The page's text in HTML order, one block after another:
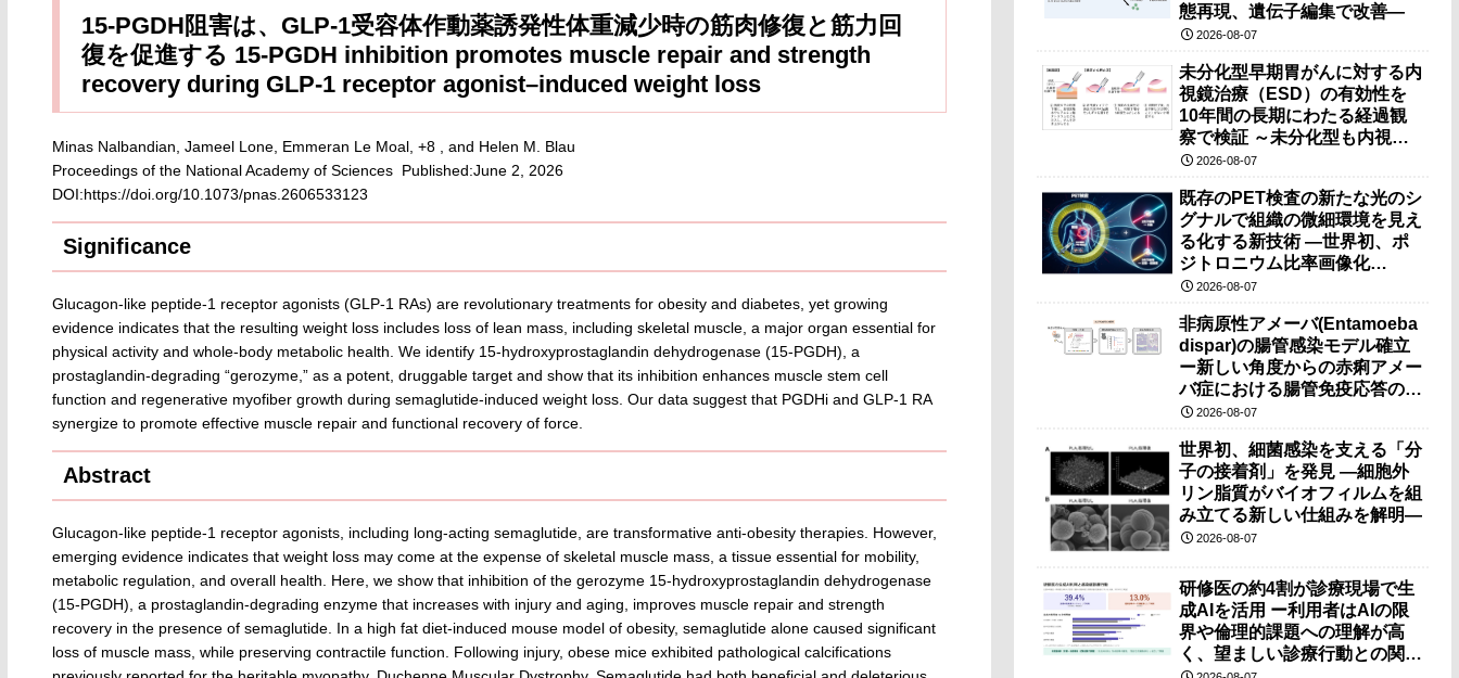
15-PGDH阻害は、GLP-1受容体作動薬誘発性体重減少時の筋肉修復と筋力回
復を促進する 15-PGDH inhibition promotes muscle repair and strength
recovery during GLP-1 receptor agonist–induced weight loss
Minas Nalbandian, Jameel Lone, Emmeran Le Moal, +8 , and Helen M. Blau
Proceedings of the National Academy of Sciences Published:June 2, 2026
DOI:https://doi.org/10.1073/pnas.2606533123
Significance
Glucagon-like peptide-1 receptor agonists (GLP-1 RAs) are revolutionary treatments for obesity and diabetes, yet growing
evidence indicates that the resulting weight loss includes loss of lean mass, including skeletal muscle, a major organ essential for
physical activity and whole-body metabolic health. We identify 15-hydroxyprostaglandin dehydrogenase (15-PGDH), a
prostaglandin-degrading “gerozyme,” as a potent, druggable target and show that its inhibition enhances muscle stem cell
function and regenerative myofiber growth during semaglutide-induced weight loss. Our data suggest that PGDHi and GLP-1 RA
synergize to promote effective muscle repair and functional recovery of force.
Abstract
Glucagon-like peptide-1 receptor agonists, including long-acting semaglutide, are transformative anti-obesity therapies. However,
emerging evidence indicates that weight loss may come at the expense of skeletal muscle mass, a tissue essential for mobility,
metabolic regulation, and overall health. Here, we show that inhibition of the gerozyme 15-hydroxyprostaglandin dehydrogenase
(15-PGDH), a prostaglandin-degrading enzyme that increases with injury and aging, improves muscle repair and strength
recovery in the presence of semaglutide. In a high fat diet-induced mouse model of obesity, semaglutide alone caused significant
loss of muscle mass, while preserving contractile function. Following injury, obese mice exhibited pathological calcifications
態再現、遺伝子編集で改善―
2026-08-07
未分化型早期胃がんに対する内
視鏡治療（ESD）の有効性を
10年間の長期にわたる経過観
察で検証 ～未分化型も内視鏡
治療で胃の温存が可能～
2026-08-07
既存のPET検査の新たな光のシ
グナルで組織の微細環境を見え
る化する新技術 ―世界初、ポ
ジトロニウム比率画像化
（PRI）の原理検証に成功―
2026-08-07
非病原性アメーバ(Entamoeba
dispar)の腸管感染モデル確立
ー新しい角度からの赤痢アメー
バ症における腸管免疫応答の理
解に期待ー
2026-08-07
世界初、細菌感染を支える「分
子の接着剤」を発見 ―細胞外
リン脂質がバイオフィルムを組
み立てる新しい仕組みを解明―
2026-08-07
研修医の約4割が診療現場で生
成AIを活用 ー利用者はAIの限
界や倫理的課題への理解が高
く、望ましい診療行動との関連